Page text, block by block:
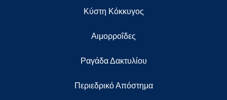
Κύστη Κόκκυγος
Αιμορροΐδες
Ραγάδα Δακτυλίου
Περιεδρικό Απόστημα